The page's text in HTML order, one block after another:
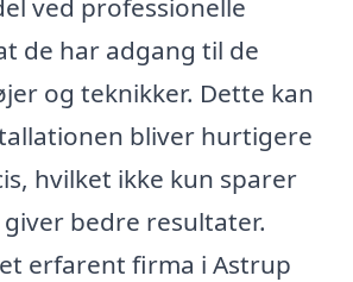
ved professionelle
de har adgang til de
og teknikker. Dette kan
bliver hurtigere
hvilket ikke kun sparer
bedre resultater.
erfarent firma i Astrup